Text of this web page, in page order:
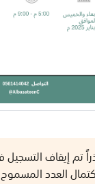
تم إيقاف
العدد المسموح